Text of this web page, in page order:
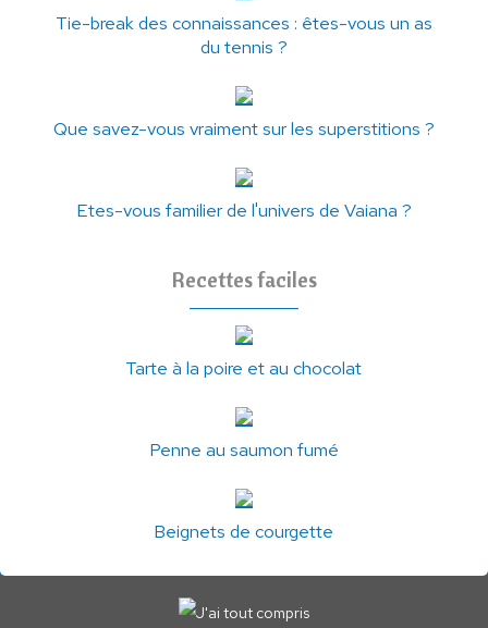
Tie-break des connaissances : êtes-vous un as
du tennis ?
Que savez-vous vraiment sur les superstitions ?
Etes-vous familier de l'univers de Vaiana ?
Recettes faciles
Tarte à la poire et au chocolat
Penne au saumon fumé
Beignets de courgette